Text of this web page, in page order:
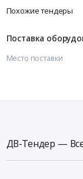
Похожие тендеры
Поставка
Место поставки
ДВ-Тендер —